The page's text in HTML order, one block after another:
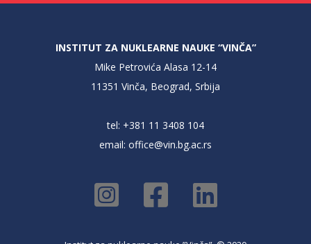
INSTITUT ZA NUKLEARNE NAUKE “VINČA”
Mike Petrovića Alasa 12-14
11351 Vinča, Beograd, Srbija
tel: +381 11 3408 104
email: office@vin.bg.ac.rs